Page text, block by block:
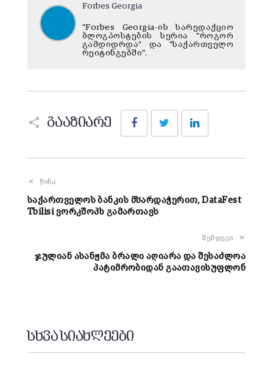
Forbes Georgia
"Forbes Georgia-ის სარედაქციო
ბლოგპოსტების სერია "როგორ
გამდიდრდა“ და "საქართველო
რეიტინგებში".
გააზიარე
FacebookTwitter
წინა
საქართველოს ბანკის მხარდაჭერით, DataFest
Tbilisi ვორკშოპს გამართავს
შემდეგი
ჯულიან ასანჟმა ბრალი აღიარა და შესაძლოა
პატიმრობიდან გაათავისუფლონ
სხვა სიახლეები